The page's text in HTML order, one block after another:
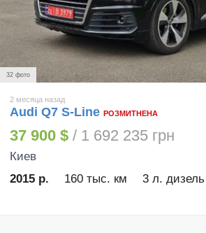
32 фото
2 месяца назад
Audi Q7 S-Line РОЗМИТНЕНА
37 900 $ / 1 692 235 грн
Киев
2015 р.
160 тыс. км 3 л. дизель